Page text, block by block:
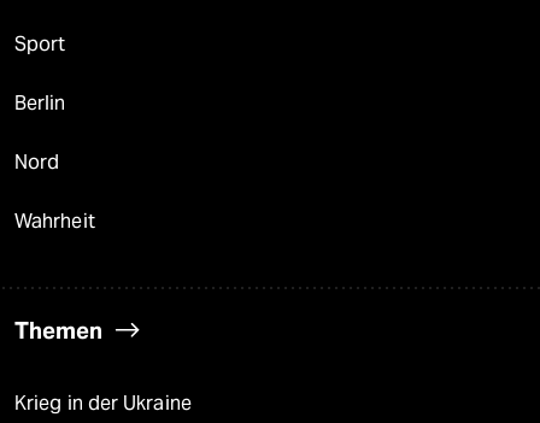
Sport
Berlin
Nord
Wahrheit
Themen
Krieg in der Ukraine